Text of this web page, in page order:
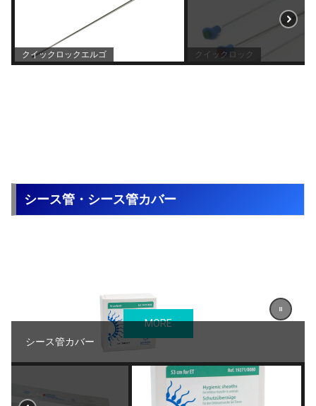
クイックロックエルゴ クイックロック
シース管・シース管カバー
MORE
シース管カバー